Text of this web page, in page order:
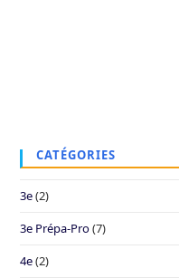
CATÉGORIES
3e(2)
3e Prépa-Pro(7)
4e(2)